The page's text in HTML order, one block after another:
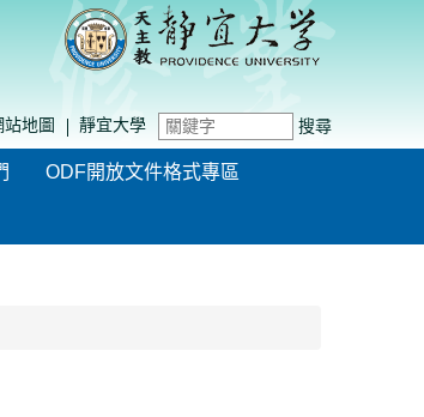
站地圖 靜宜大學 搜尋
ODF開放文件格式專區